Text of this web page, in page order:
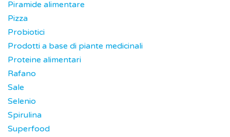
Piramide alimentare
Pizza
Probiotici
Prodotti a base di piante medicinali
Proteine alimentari
Rafano
Sale
Selenio
Spirulina
Superfood